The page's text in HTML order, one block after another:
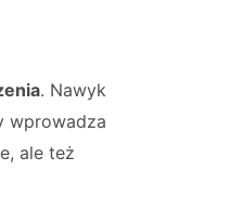
. Nawyk
wprowadza
ale też